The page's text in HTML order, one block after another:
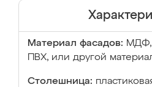
Материал фасадов: МДФ,
ПВХ, или другой
Столешница: